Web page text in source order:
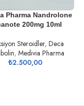
Pharma Nandrolone
200mg 10ml
Steroidler,Deca
, Medivia Pharma
₺2.500,00